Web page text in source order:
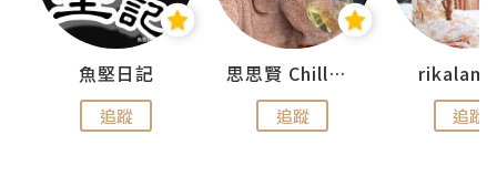
魚堅日記
追蹤
思思賢 ChillMyBabe
追蹤 追蹤